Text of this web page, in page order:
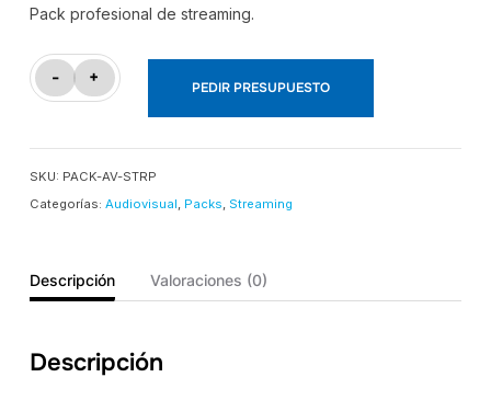
Pack profesional de streaming.
-
Pack
Streaming
cantidad
+ PEDIR PRESUPUESTO
SKU: PACK-AV-STRP
Categorías: Audiovisual Packs Streaming
Descripción Valoraciones (0)
Descripción